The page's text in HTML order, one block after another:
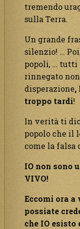
tremendo
sulla Terra.
Un grande
silenzio! …
popoli, … tutti
rinnegato
disperazione,
troppo tardi!
In verità ti
popolo che il
come la falsa
IO non sono
VIVO!
Eccomi ora
possiate
che IO esisto